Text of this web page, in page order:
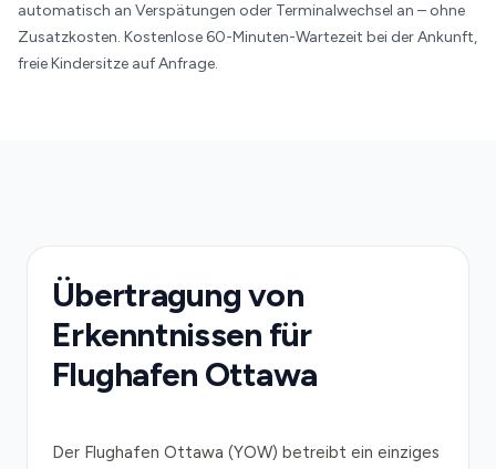
automatisch an Verspätungen oder Terminalwechsel an – ohne
Zusatzkosten. Kostenlose 60-Minuten-Wartezeit bei der Ankunft,
freie Kindersitze auf Anfrage.
Übertragung von
Erkenntnissen für
Flughafen Ottawa
Der Flughafen Ottawa (YOW) betreibt ein einziges